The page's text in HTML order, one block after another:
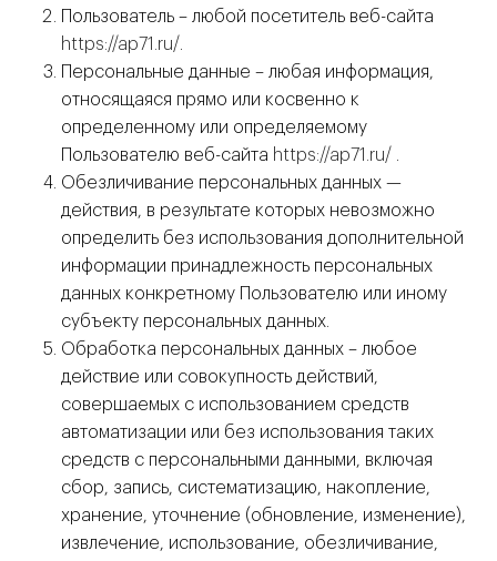
Пользователь – любой посетитель веб-сайта
https://ap71.ru/.
Персональные данные – любая информация,
относящаяся прямо или косвенно к
определенному или определяемому
Пользователю веб-сайта https://ap71.ru/ .
Обезличивание персональных данных —
действия, в результате которых невозможно
определить без использования дополнительной
информации принадлежность персональных
данных конкретному Пользователю или иному
субъекту персональных данных.
Обработка персональных данных – любое
действие или совокупность действий,
совершаемых с использованием средств
автоматизации или без использования таких
средств с персональными данными, включая
сбор, запись, систематизацию, накопление,
хранение, уточнение (обновление, изменение),
извлечение, использование, обезличивание,